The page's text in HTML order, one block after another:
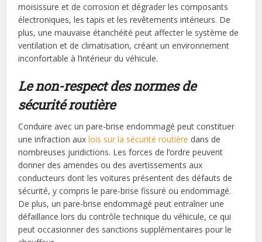
moisissure et de corrosion et dégrader les composants
électroniques, les tapis et les revêtements intérieurs. De
plus, une mauvaise étanchéité peut affecter le système de
ventilation et de climatisation, créant un environnement
inconfortable à l’intérieur du véhicule.
Le non-respectdes normes de
sécurité routière
Conduire avec un pare-brise endommagé peut constituer
une infraction auxlois sur la sécurité routière dans de
nombreuses juridictions. Les forces de l’ordre peuvent
donner des amendes ou des avertissements aux
conducteurs dont les voitures présentent des défauts de
sécurité, y compris le pare-brise fissuré ou endommagé.
De plus, un pare-brise endommagé peut entraîner une
défaillance lors du contrôle technique du véhicule, ce qui
peut occasionner des sanctions supplémentaires pour le